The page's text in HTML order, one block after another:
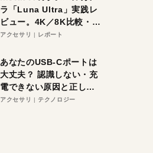
ラ「Luna Ultra」実践レ
ビュー。4K／8K比較・ズ
ーム・夜間撮影をチェッ
アクセサリ レポート
あなたのUSB-Cポートは
大丈夫？ 認識しない・充
電できない原因と正しい
対策
アクセサリ テクノロジー